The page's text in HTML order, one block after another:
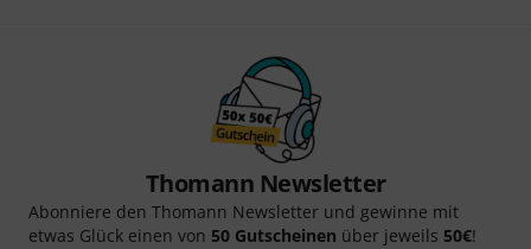
Thomann Newsletter
Abonniere den Thomann Newsletter und gewinne mit
etwas Glück einen von 50 Gutscheinen über jeweils 50€!